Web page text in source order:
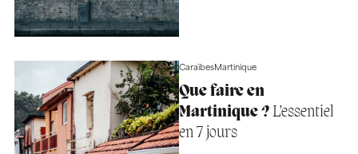
CaraïbesMartinique
Que faire en
Martinique ?L’essentiel
en 7 jours